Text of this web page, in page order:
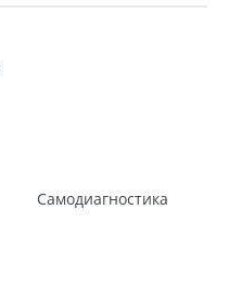
Самодиагностика